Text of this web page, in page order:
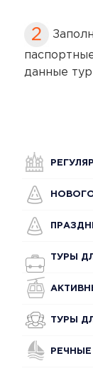
ТУРЫ
ТУРЫ
РЕЧНЫЕ
данные